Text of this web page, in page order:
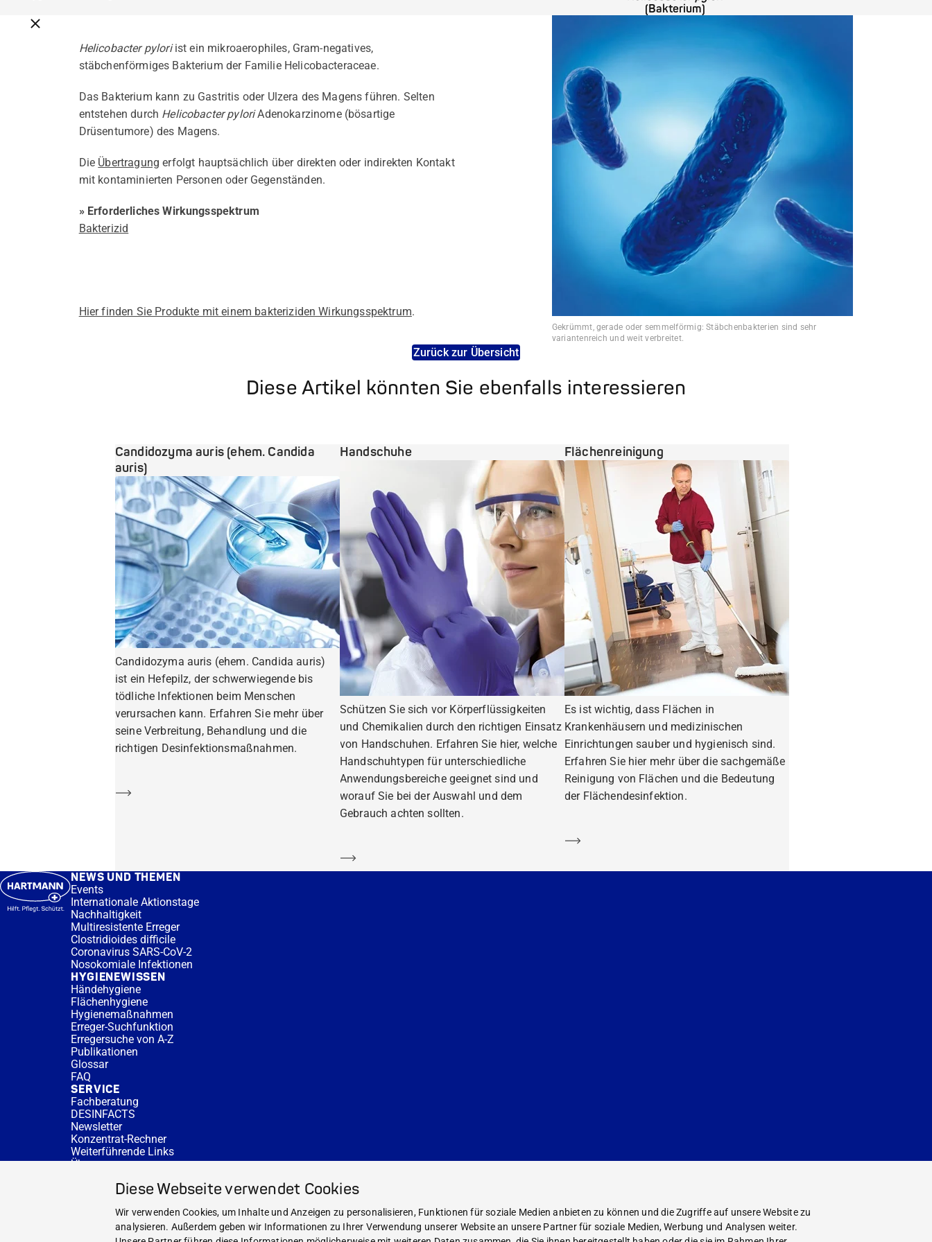
Diese Webseite verwendet Cookies
Wir verwenden Cookies, um Inhalte und Anzeigen zu personalisieren, Funktionen für soziale Medien anbieten zu können und die Zugriffe auf unsere Website zu
analysieren. Außerdem geben wir Informationen zu Ihrer Verwendung unserer Website an unsere Partner für soziale Medien, Werbung und Analysen weiter.
Breadcrumbs schließen
(Bakterium)
Helicobacter pyloriist ein mikroaerophiles, Gram-negatives,
stäbchenförmiges Bakterium der Familie Helicobacteraceae.
Das Bakterium kann zu Gastritis oder Ulzera des Magens führen. Selten
entstehen durch Helicobacter pyloriAdenokarzinome (bösartige
Drüsentumore) des Magens.
Die Übertragung erfolgt hauptsächlich über direkten oder indirekten Kontakt
mit kontaminierten Personen oder Gegenständen.
» Erforderliches Wirkungsspektrum
Bakterizid
Hier finden Sie Produkte mit einem bakteriziden Wirkungsspektrum.
Gekrümmt, gerade oder semmelförmig: Stäbchenbakterien sind sehr
variantenreich und weit verbreitet.
Zurück zur Übersicht
Diese Artikel könnten Sie ebenfalls interessieren
Candidozyma auris (ehem. Candida
auris)
Candidozyma auris (ehem. Candida auris)
ist ein Hefepilz, der schwerwiegende bis
tödliche Infektionen beim Menschen
verursachen kann. Erfahren Sie mehr über
seine Verbreitung, Behandlung und die
richtigen Desinfektionsmaßnahmen.
Mehr erfahren
Handschuhe
Schützen Sie sich vor Körperflüssigkeiten
und Chemikalien durch den richtigen Einsatz
von Handschuhen. Erfahren Sie hier, welche
Handschuhtypen für unterschiedliche
Anwendungsbereiche geeignet sind und
worauf Sie bei der Auswahl und dem
Gebrauch achten sollten.
Mehr erfahren
Flächenreinigung
Es ist wichtig, dass Flächen in
Krankenhäusern und medizinischen
Einrichtungen sauber und hygienisch sind.
Erfahren Sie hier mehr über die sachgemäße
Reinigung von Flächen und die Bedeutung
der Flächendesinfektion.
Mehr erfahren
NEWS UND THEMEN
Events
Internationale Aktionstage
Nachhaltigkeit
Multiresistente Erreger
Clostridioides difficile
Coronavirus SARS-CoV-2
Nosokomiale Infektionen
HYGIENEWISSEN
Händehygiene
Flächenhygiene
Hygienemaßnahmen
Erreger-Suchfunktion
Erregersuche von A-Z
Publikationen
Glossar
FAQ
SERVICE
Fachberatung
DESINFACTS
Newsletter
Konzentrat-Rechner
Weiterführende Links
Über uns
NEWS UND THEMEN
HYGIENEWISSEN
SERVICE